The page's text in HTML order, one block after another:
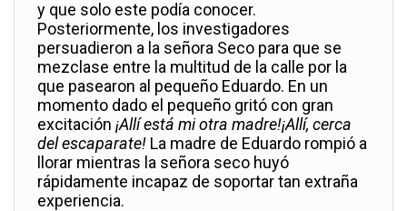
y que solo este podía conocer.
Posteriormente, los investigadores
persuadieron a la señora Seco para que se
mezclase entre la multitud de la calle por la
que pasearon al pequeño Eduardo. En un
momento dado el pequeño gritó con gran
excitación ¡Allí está mi otra madre!¡Allí, cerca
del escaparate! La madre de Eduardo rompió a
llorar mientras la señora seco huyó
rápidamente incapaz de soportar tan extraña
experiencia.